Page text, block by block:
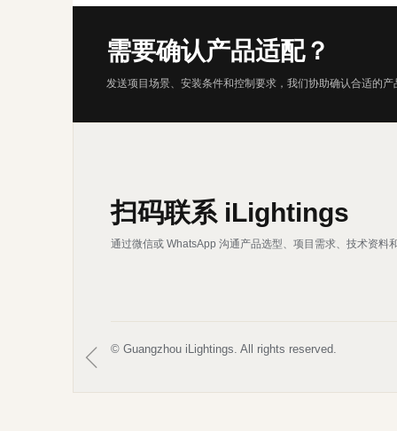
ꁆ
需要确认产品适配？
发送项目场景、安装条件和控制要求，我们协助确认合适的产
扫码联系 iLightings
通过微信或 WhatsApp 沟通产品选型、项目需求、技术资料和
© Guangzhou iLightings. All rights reserved.